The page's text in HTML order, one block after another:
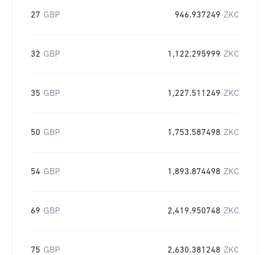
27 GBP 946.937249 ZKC
32 GBP 1,122.295999 ZKC
35 GBP 1,227.511249 ZKC
50 GBP 1,753.587498 ZKC
54 GBP 1,893.874498 ZKC
69 GBP 2,419.950748 ZKC
75 GBP 2,630.381248 ZKC